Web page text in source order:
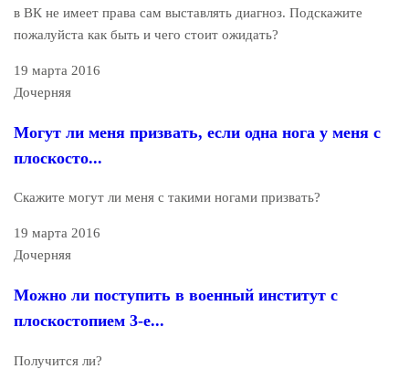
в ВК не имеет права сам выставлять диагноз. Подскажите
пожалуйста как быть и чего стоит ожидать?
19 марта 2016
Дочерняя
Могут ли меня призвать, если одна нога у меня с
плоскосто...
Скажите могут ли меня с такими ногами призвать?
19 марта 2016
Дочерняя
Можно ли поступить в военный институт с
плоскостопием 3-е...
Получится ли?